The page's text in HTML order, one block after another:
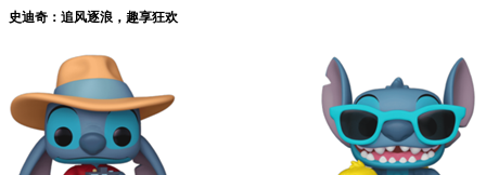
史迪奇：追风逐浪，趣享狂欢